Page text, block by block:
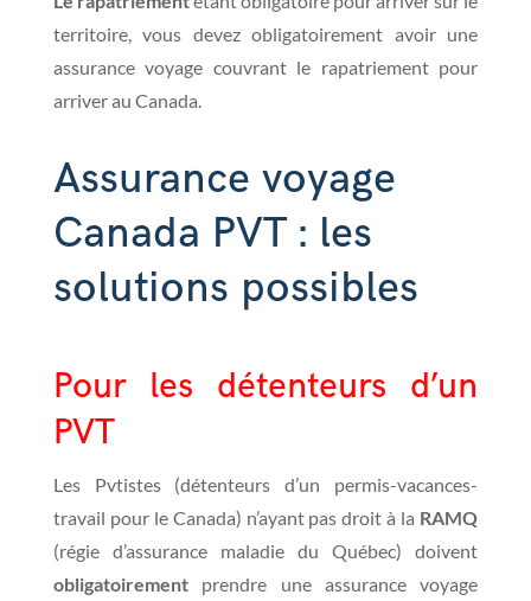
territoire, vous devez obligatoirement avoir une
assurance voyage couvrant le rapatriement pour
arriver au Canada.
Assurance voyage
Canada PVT : les
solutions possibles
Pour les détenteurs d’un
PVT
Les Pvtistes (détenteurs d’un permis-vacances-
travail pour le Canada) n’ayant pas droit à la RAMQ
(régie d’assurance maladie du Québec) doivent
obligatoirement prendre une assurance voyage